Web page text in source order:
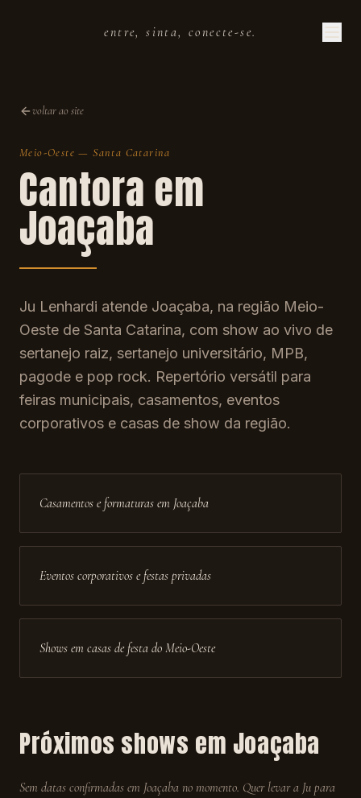
entre, sinta, conecte-se.
voltar ao site
Meio-Oeste —Santa Catarina
Cantora em
Joaçaba
Ju Lenhardi atende Joaçaba, na região Meio-
Oeste de Santa Catarina, com show ao vivo de
sertanejo raiz, sertanejo universitário, MPB,
pagode e pop rock. Repertório versátil para
feiras municipais, casamentos, eventos
corporativos e casas de show da região.
Casamentos e formaturas em Joaçaba
Eventos corporativos e festas privadas
Shows em casas de festa do Meio-Oeste
Próximos shows em Joaçaba
Sem datas confirmadas em Joaçaba no momento. Quer levar a Ju para